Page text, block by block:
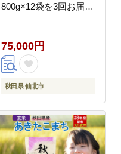
800g×12袋を3回お届け
干麺 干し麺 細麺 無添
加 時短 離乳食 介護食
カット手間なし ご当地
お取り寄せ 手綯 てない
カ月 3ケ月]
75,000円
秋田県 仙北市